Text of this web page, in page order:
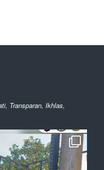
Transparan, Ikhlas,